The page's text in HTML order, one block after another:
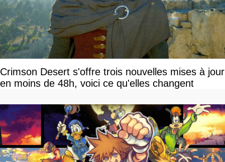
Crimson Desert s'offre trois nouvelles mises à jour
en moins de 48h, voici ce qu'elles changent